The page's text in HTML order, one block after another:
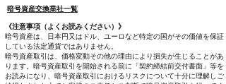
暗号資産交換業社一覧
《注意事項（よくお読みください）》
暗号資産は、日本円又はドル、ユーロなど特定の国がその価値を保証
している法定通貨ではありません。
暗号資産取引は、価格変動その他の理由により損失が生じることがあ
ります。暗号資産取引を開始される前に「契約締結前交付書面」等を
お読みになり、暗号資産取引におけるリスクについて十分に理解しご